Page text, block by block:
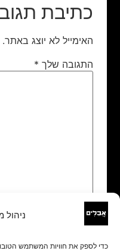
ניהול
כדי לספק את חוויות המשתמש
כתיבת
האימייל לא יוצג באתר.
התגובה שלך *
שם